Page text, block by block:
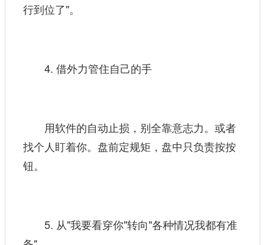
行到位了"。
4. 借外力管住自己的手
用软件的自动止损，别全靠意志力。或者
找个人盯着你。盘前定规矩，盘中只负责按按
钮。
5. 从"我要看穿你"转向"各种情况我都有准